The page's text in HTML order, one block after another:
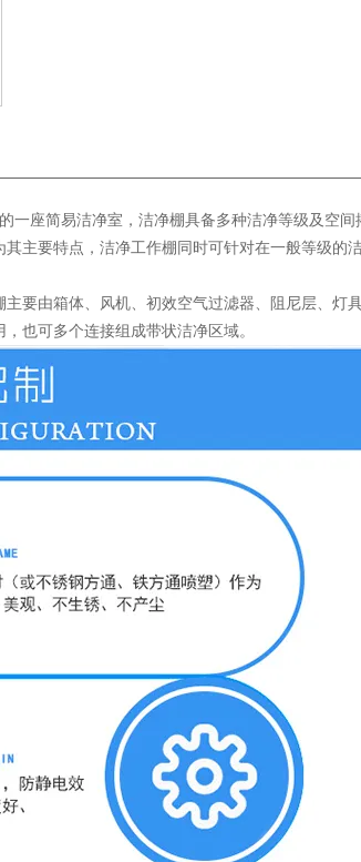
一座简易洁净室，洁净棚具备多种洁净等级及空
主要特点，洁净工作棚同时可针对在一般等级的
要由箱体、风机、初效空气过滤器、阻尼层、灯
也可多个连接组成带状洁净区域。